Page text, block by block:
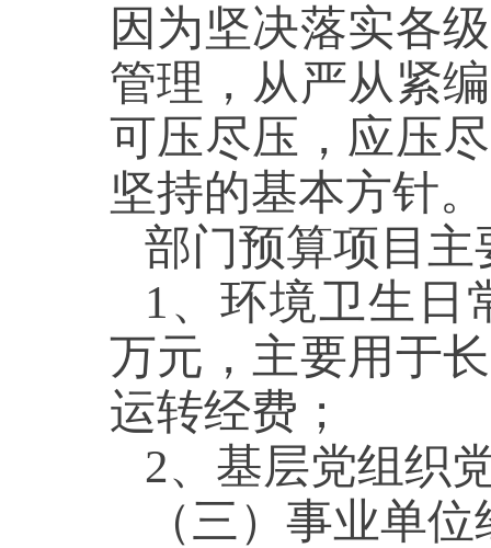
因为坚决落实各
管理，从严从紧
可压尽压，应压
坚持的基本方
部门预算项目
1、环境卫生日
万元，主要用于
运转经费；
2、基层党组
（三）事业单